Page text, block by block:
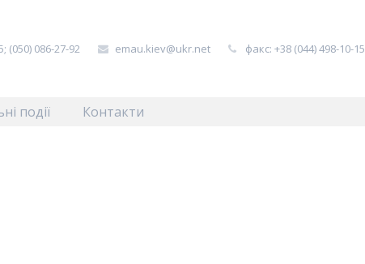
(050) 086-27-92 emau.kiev@ukr.net факс: +38 (044) 498-10-15
події Контакти